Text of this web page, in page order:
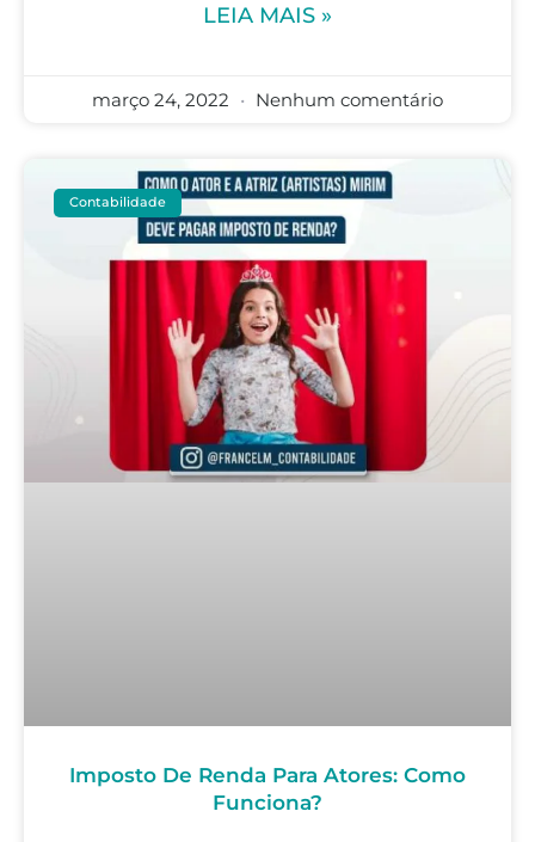
LEIA MAIS »
março 24, 2022 Nenhum comentário
Contabilidade
Imposto De Renda Para Atores: Como
Funciona?